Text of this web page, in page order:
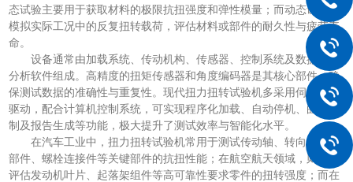
态试验主要用于获取材料的极限抗扭强度和弹性模量；而动态试验则
模拟实际工况中的反复扭转载荷，评估材料或部件的耐久性与疲劳寿
命。
设备通常由加载系统、传动机构、传感器、控制系统及数据采集
分析软件组成。高精度的扭矩传感器和角度编码器是其核心部件，确
保测试数据的准确性与重复性。现代扭力扭转试验机多采用伺服电机
驱动，配合计算机控制系统，可实现程序化加载、自动停机、曲线绘
制及报告生成等功能，极大提升了测试效率与智能化水平。
在汽车工业中，扭力扭转试验机常用于测试传动轴、转向系统零
部件、螺栓连接件等关键部件的抗扭性能；在航空航天领域，则用于
评估发动机叶片、起落架组件等高可靠性要求零件的扭转强度；而在